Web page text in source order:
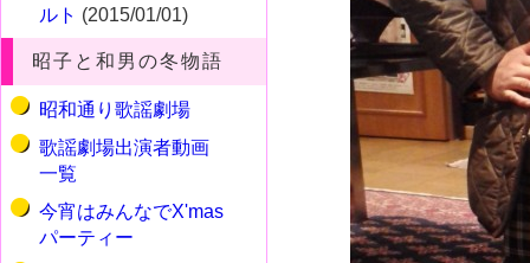
ルト (2015/01/01)
昭子と和男の冬物語
昭和通り歌謡劇場
歌謡劇場出演者動画
一覧
今宵はみんなでX'mas
パーティー